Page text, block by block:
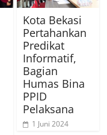
Kota Bekasi
Pertahankan
Predikat
Informatif,
Bagian
Humas Bina
PPID
Pelaksana
1 Juni 2024